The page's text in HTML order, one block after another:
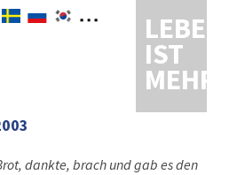
LEBEN
IST
MEHR
dankte, brach und gab es den